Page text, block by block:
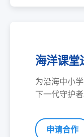
海洋课堂
为沿海中小
下一代守护者
申请合作